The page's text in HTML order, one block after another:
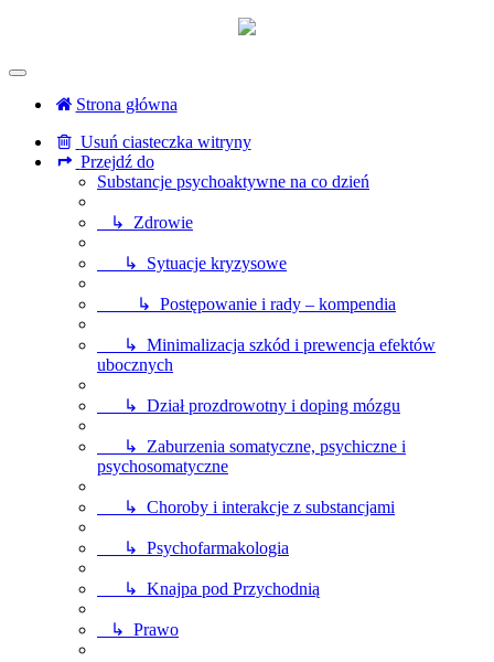
Strona główna
Usuń ciasteczka witryny
Przejdź do
Substancje psychoaktywne na co dzień
↳ Zdrowie
↳ Sytuacje kryzysowe
↳ Postępowanie i rady – kompendia
↳ Minimalizacja szkód i prewencja efektów
ubocznych
↳ Dział prozdrowotny i doping mózgu
↳ Zaburzenia somatyczne, psychiczne i
psychosomatyczne
↳ Choroby i interakcje z substancjami
↳ Psychofarmakologia
↳ Knajpa pod Przychodnią
↳ Prawo